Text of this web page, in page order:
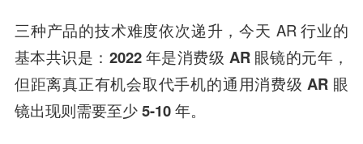
三种产品的技术难度依次递升，今天 AR 行业的
基本共识是： 2022 年是消费级 AR 眼镜的元年，
但距离真正有机会取代手机的通用消费级 AR 眼
镜出现则需要至少 5-10 年。